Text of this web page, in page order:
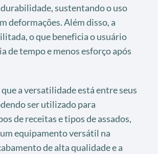
sustentando o uso
deformações. Além disso, a
o que beneficia o usuário
de tempo e menos esforço após
a versatilidade está entre seus
ser utilizado para
de receitas e tipos de assados,
equipamento versátil na
de alta qualidade e a